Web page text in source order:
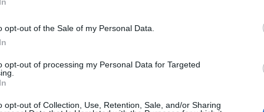
opt-out of the Sale of my Personal Data.
opt-out of processing my Personal Data for Targeted
opt-out of Collection, Use, Retention, Sale, and/or Sharing
de Abreu Agrela Rodrigues, a cultura digital